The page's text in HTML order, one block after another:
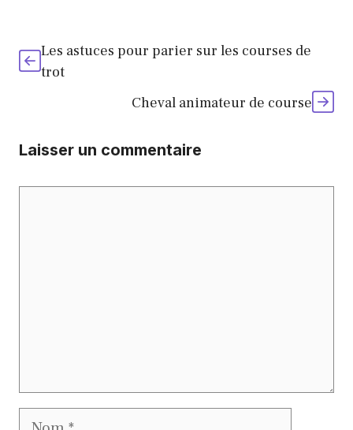
Les astuces pour parier sur les courses de
trot
Cheval animateur de course
Laisser un commentaire
Nom